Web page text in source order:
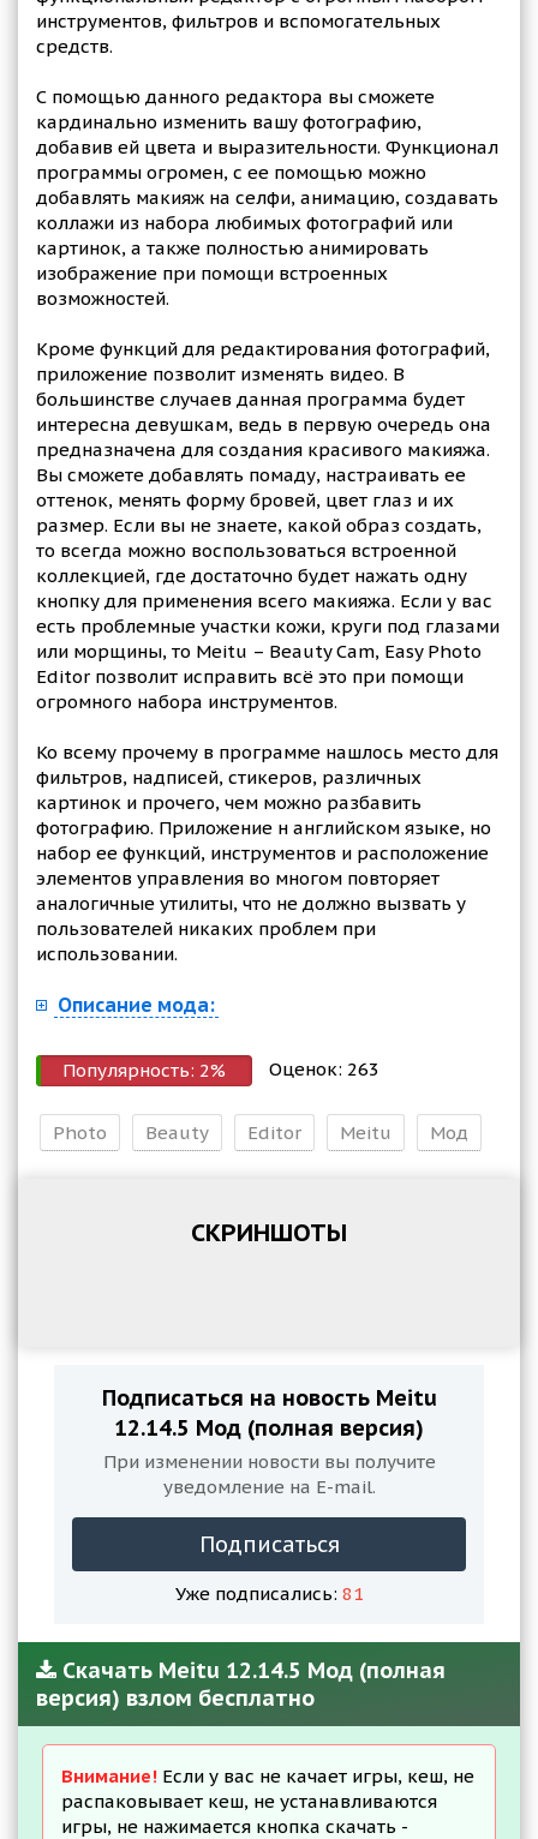
инструментов, фильтров и вспомогательных
средств.
С помощью данного редактора вы сможете
кардинально изменить вашу фотографию,
добавив ей цвета и выразительности. Функционал
программы огромен, с ее помощью можно
добавлять макияж на селфи, анимацию, создавать
коллажи из набора любимых фотографий или
картинок, а также полностью анимировать
изображение при помощи встроенных
возможностей.
Кроме функций для редактирования фотографий,
приложение позволит изменять видео. В
большинстве случаев данная программа будет
интересна девушкам, ведь в первую очередь она
предназначена для создания красивого макияжа.
Вы сможете добавлять помаду, настраивать ее
оттенок, менять форму бровей, цвет глаз и их
размер. Если вы не знаете, какой образ создать,
то всегда можно воспользоваться встроенной
коллекцией, где достаточно будет нажать одну
кнопку для применения всего макияжа. Если у вас
есть проблемные участки кожи, круги под глазами
или морщины, то Meitu – Beauty Cam, Easy Photo
Editor позволит исправить всё это при помощи
огромного набора инструментов.
Ко всему прочему в программе нашлось место для
фильтров, надписей, стикеров, различных
картинок и прочего, чем можно разбавить
фотографию. Приложение н английском языке, но
набор ее функций, инструментов и расположение
элементов управления во многом повторяет
аналогичные утилиты, что не должно вызвать у
пользователей никаких проблем при
использовании.
Описание мода:
Популярность: 2% Оценок: 263
Photo Beauty Editor Meitu Мод
СКРИНШОТЫ
Подписаться на новость Meitu
12.14.5 Мод (полная версия)
При изменении новости вы получите
уведомление на E-mail.
Подписаться
Уже подписались: 81
Скачать Meitu 12.14.5 Мод (полная
версия) взлом бесплатно
Внимание! Если у вас не качает игры, кеш, не
распаковывает кеш, не устанавливаются
игры, не нажимается кнопка скачать -